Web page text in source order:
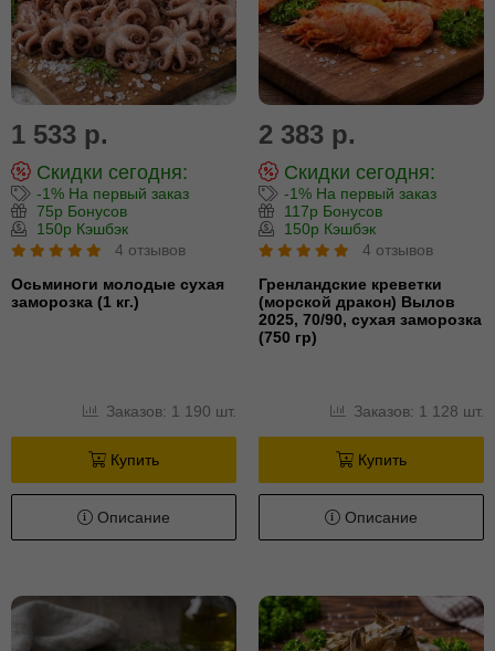
1 533 р.
Скидки сегодня:
-1% На первый заказ
75р Бонусов
150р Кэшбэк
4 отзывов
Осьминоги молодые сухая
заморозка (1 кг.)
Заказов: 1 190 шт.
Купить
Описание
2 383 р.
Скидки сегодня:
-1% На первый заказ
117р Бонусов
150р Кэшбэк
4 отзывов
Гренландские креветки
(морской дракон) Вылов
2025, 70/90, сухая заморозка
(750 гр)
Заказов: 1 128 шт.
Купить
Описание